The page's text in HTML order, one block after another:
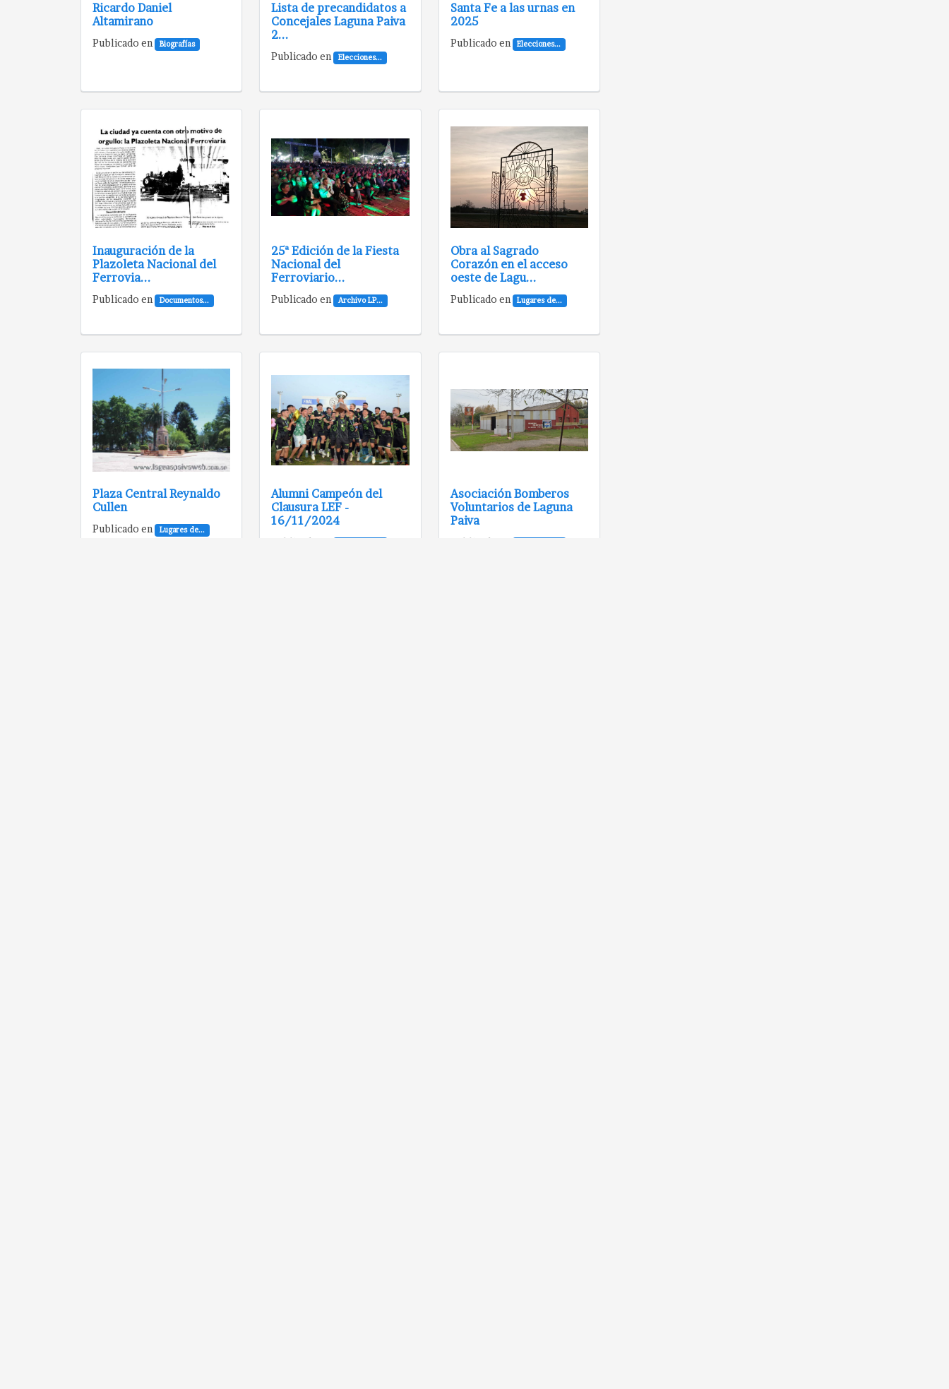
Ricardo Daniel
Altamirano
Publicado en Biografías
Lista de precandidatos a
Concejales Laguna Paiva
2...
Publicado en Elecciones...
Santa Fe a las urnas en
2025
Publicado en Elecciones...
Inauguración de la
Plazoleta Nacional del
Ferrovia...
Publicado en Documentos...
25ª Edición de la Fiesta
Nacional del
Ferroviario...
Publicado en Archivo LP...
Obra al Sagrado
Corazón en el acceso
oeste de Lagu...
Publicado en Lugares de...
Plaza Central Reynaldo
Cullen
Publicado en Lugares de...
Alumni Campeón del
Clausura LEF -
16/11/2024
Publicado en
Asociación Bomberos
Voluntarios de Laguna
Paiva
Publicado en